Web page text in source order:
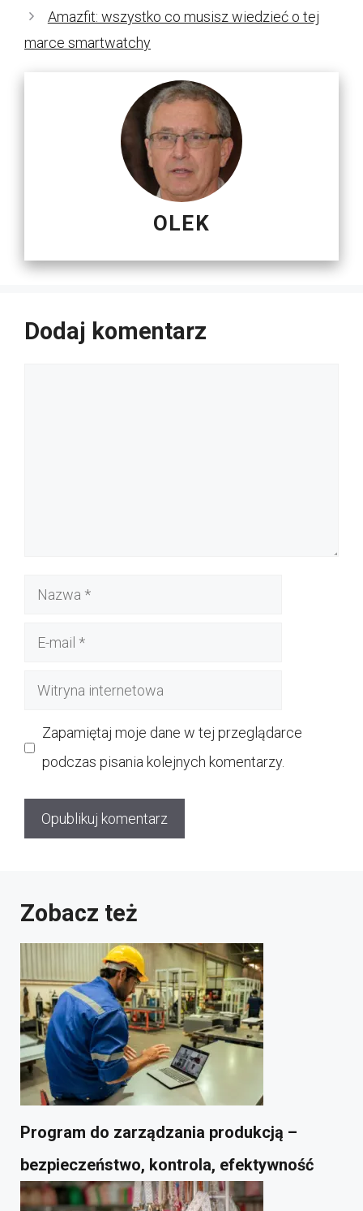
Amazfit: wszystko co musisz wiedzieć o tej
marce smartwatchy
OLEK
Dodaj komentarz
Nazwa
Witryna
Zapamiętaj moje dane w tej przeglądarce
podczas pisania kolejnych komentarzy.
Zobacz też
Program do zarządzania produkcją –
bezpieczeństwo, kontrola, efektywność